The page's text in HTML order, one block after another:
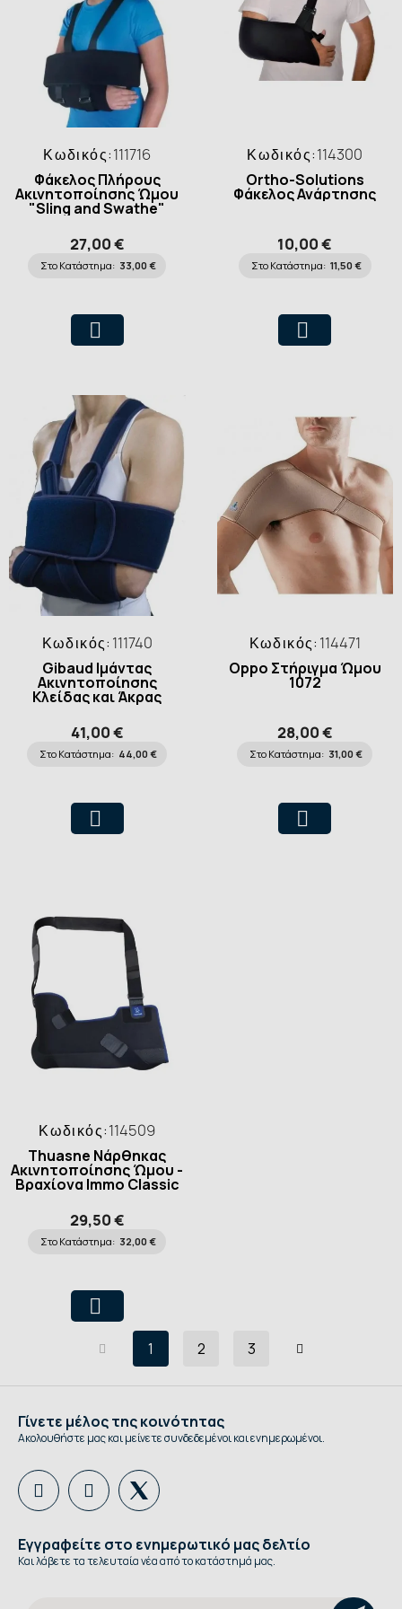
Κωδικός:111716
Φάκελος Πλήρους
Ακινητοποίησης Ώμου
"Sling and Swathe"
27,00 €
Στο Κατάστημα: 33,00 €
Κωδικός:114300
Ortho-Solutions
Φάκελος Ανάρτησης
10,00 €
Στο Κατάστημα: 11,50 €
Κωδικός: 111740
Gibaud Ιμάντας
Ακινητοποίησης
Κλείδας και Άκρας
Χειρός
41,00 €
Στο Κατάστημα: 44,00 €
Κωδικός: 114471
Oppo Στήριγμα Ώμου
1072
28,00 €
Στο Κατάστημα: 31,00 €
Κωδικός:114509
Thuasne Νάρθηκας
Ακινητοποίησης Ώμου -
Βραχίονα Immo Classic
29,50 €
Στο Κατάστημα: 32,00 €
1 2 3
Γίνετε μέλος της κοινότητας
Ακολουθήστε μας και μείνετε συνδεδεμένοι και ενημερωμένοι.
Εγγραφείτε στο ενημερωτικό μας δελτίο
Και λάβετε τα τελευταία νέα από το κατάστημά μας.